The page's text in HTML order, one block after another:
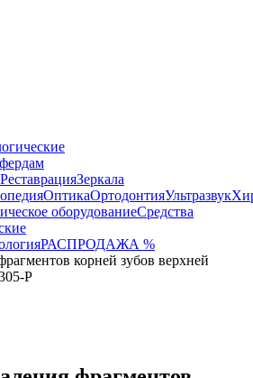
РеставрацияЗеркала
ОптикаОртодонтияУльтразвук
оборудованиеСредства
РАСПРОДАЖА %
корней зубов верхней
P